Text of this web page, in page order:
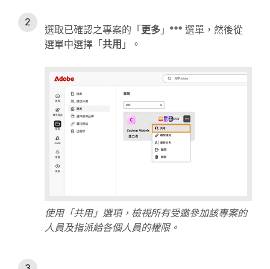
選取已確認之專案的「更多 」
選單，然後從
選單中選擇「共用 」。
使用「共用」選項，檢視所有受邀參加該專案的
人員及指派給各個人員的權限。